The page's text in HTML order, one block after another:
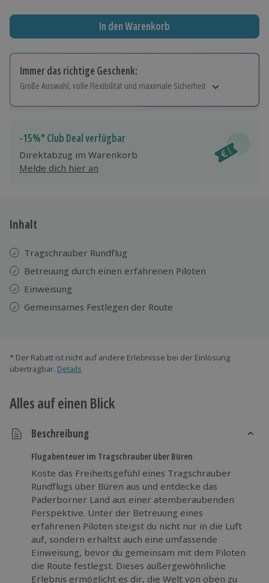
In den Warenkorb
Immer das richtige Geschenk:
Große Auswahl, volle Flexibilität und maximale Sicherheit
Jeder Gutschein für alle Erlebnisse einlösbar.
Maximale Sicherheit
10 Jahre gültig & verlängerbar.
-15%* Club Deal verfügbar
Direktabzug im Warenkorb
Melde dich hier an
Inhalt
Tragschrauber Rundflug
Betreuung durch einen erfahrenen Piloten
Einweisung
Gemeinsames Festlegen der Route
* Der Rabatt ist nicht auf andere Erlebnisse bei der Einlösung
übertragbar. Details
Alles auf einen Blick
Beschreibung
Flugabenteuer im Tragschrauber über Büren
Koste das Freiheitsgefühl eines Tragschrauber
Rundflugs über Büren aus und entdecke das
Paderborner Land aus einer atemberaubenden
Perspektive. Unter der Betreuung eines
erfahrenen Piloten steigst du nicht nur in die Luft
auf, sondern erhältst auch eine umfassende
Einweisung, bevor du gemeinsam mit dem Piloten
die Route festlegst. Dieses außergewöhnliche
Erlebnis ermöglicht es dir, die Welt von oben zu